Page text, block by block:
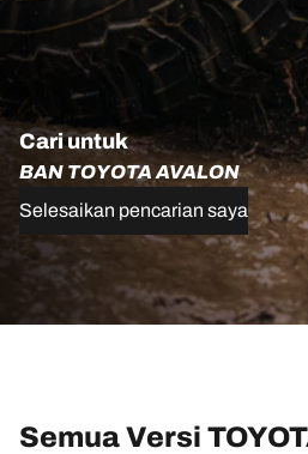
Cari untuk
BAN TOYOTA AVALON
Selesaikan pencarian saya
Semua Versi